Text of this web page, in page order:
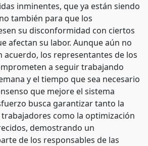
inminentes, que ya están siendo
también para que los
su disconformidad con ciertos
afectan su labor. Aunque aún no
acuerdo, los representantes de los
a seguir trabajando
y el tiempo que sea necesario
que mejore el sistema
busca garantizar tanto la
como la optimización
demostrando un
de los responsables de las